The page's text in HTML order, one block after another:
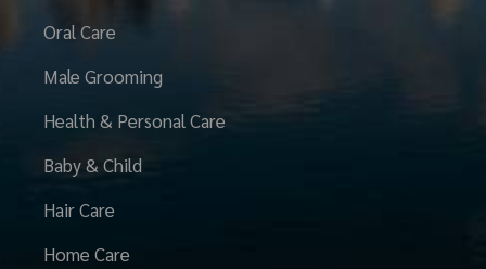
Oral Care
Male Grooming
Health & Personal Care
Baby & Child
Hair Care
Home Care